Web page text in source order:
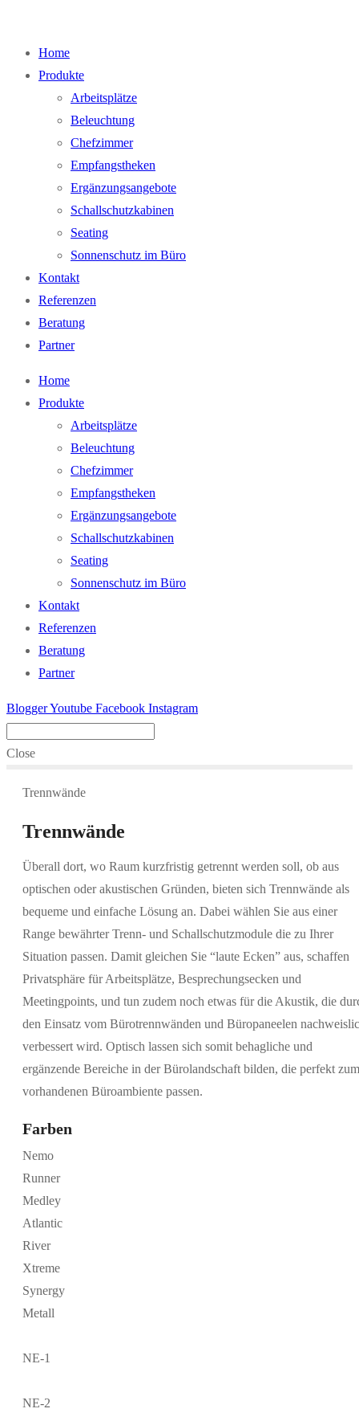
Home
Produkte
Arbeitsplätze
Beleuchtung
Chefzimmer
Empfangstheken
Ergänzungsangebote
Schallschutzkabinen
Seating
Sonnenschutz im Büro
Kontakt
Referenzen
Beratung
Partner
Home
Produkte
Arbeitsplätze
Beleuchtung
Chefzimmer
Empfangstheken
Ergänzungsangebote
Schallschutzkabinen
Seating
Sonnenschutz im Büro
Kontakt
Referenzen
Beratung
Partner
BloggerYoutube Facebook Instagram
Close
Trennwände
Trennwände
Überall dort, wo Raum kurzfristig getrennt werden soll, ob aus
optischen oder akustischen Gründen, bieten sich Trennwände als
bequeme und einfache Lösung an. Dabei wählen Sie aus einer
Range bewährter Trenn- und Schallschutzmodule die zu Ihrer
Situation passen. Damit gleichen Sie “laute Ecken” aus, schaffen
Privatsphäre für Arbeitsplätze, Besprechungsecken und
Meetingpoints, und tun zudem noch etwas für die Akustik, die
den Einsatz vom Bürotrennwänden und Büropaneelen
verbessert wird. Optisch lassen sich somit behagliche und
ergänzende Bereiche in der Bürolandschaft bilden, die perfekt zum
vorhandenen Büroambiente passen.
Farben
Nemo
Runner
Medley
Atlantic
River
Xtreme
Synergy
Metall
NE-1
NE-2